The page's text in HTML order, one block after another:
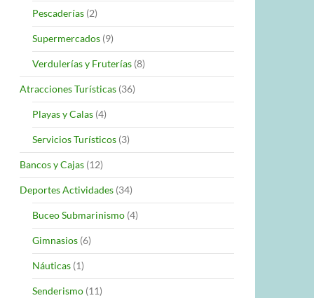
Pescaderías (2)
Supermercados (9)
Verdulerías y Fruterías (8)
Atracciones Turísticas (36)
Playas y Calas (4)
Servicios Turísticos (3)
Bancos y Cajas (12)
Deportes Actividades (34)
Buceo Submarinismo (4)
Gimnasios (6)
Náuticas (1)
Senderismo (11)